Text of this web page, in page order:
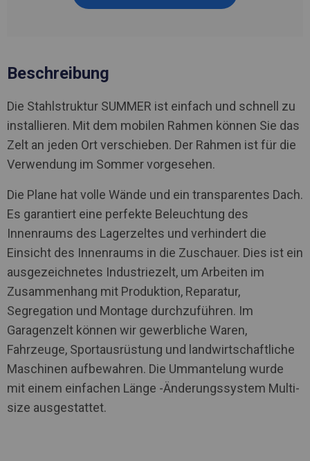
Beschreibung
Die Stahlstruktur SUMMER ist einfach und schnell zu
installieren. Mit dem mobilen Rahmen können Sie das
Zelt an jeden Ort verschieben. Der Rahmen ist für die
Verwendung im Sommer vorgesehen.
Die Plane hat volle Wände und ein transparentes Dach.
Es garantiert eine perfekte Beleuchtung des
Innenraums des Lagerzeltes und verhindert die
Einsicht des Innenraums in die Zuschauer. Dies ist ein
ausgezeichnetes Industriezelt, um Arbeiten im
Zusammenhang mit Produktion, Reparatur,
Segregation und Montage durchzuführen. Im
Garagenzelt können wir gewerbliche Waren,
Fahrzeuge, Sportausrüstung und landwirtschaftliche
Maschinen aufbewahren. Die Ummantelung wurde
mit einem einfachen Länge -Änderungssystem Multi-
size ausgestattet.